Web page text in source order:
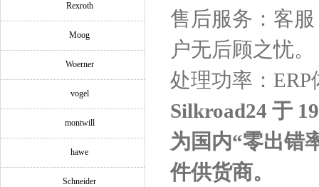
Rexroth
Moog
Woerner
vogel
montwill
hawe
Schneider
售后服务：客
户无后顾之忧。
处理功率：
Silkroad24 于
为国内“零出错
件供货商。